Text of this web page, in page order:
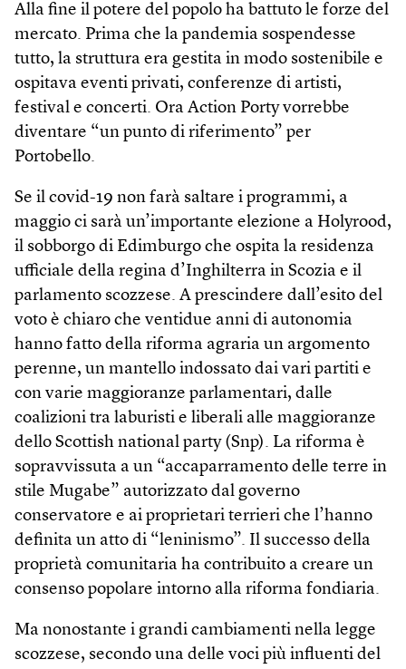
Alla fine il potere del popolo ha battuto le forze del
mercato. Prima che la pandemia sospendesse
tutto, la struttura era gestita in modo sostenibile e
ospitava eventi privati, conferenze di artisti,
festival e concerti. Ora Action Porty vorrebbe
diventare “un punto di riferimento” per
Portobello.
Se il covid-19 non farà saltare i programmi, a
maggio ci sarà un’importante elezione a Holyrood,
il sobborgo di Edimburgo che ospita la residenza
ufficiale della regina d’Inghilterra in Scozia e il
parlamento scozzese. A prescindere dall’esito del
voto è chiaro che ventidue anni di autonomia
hanno fatto della riforma agraria un argomento
perenne, un mantello indossato dai vari partiti e
con varie maggioranze parlamentari, dalle
coalizioni tra laburisti e liberali alle maggioranze
dello Scottish national party (Snp). La riforma è
sopravvissuta a un “accaparramento delle terre in
stile Mugabe” autorizzato dal governo
conservatore e ai proprietari terrieri che l’hanno
definita un atto di “leninismo”. Il successo della
proprietà comunitaria ha contribuito a creare un
consenso popolare intorno alla riforma fondiaria.
Ma nonostante i grandi cambiamenti nella legge
scozzese, secondo una delle voci più influenti del